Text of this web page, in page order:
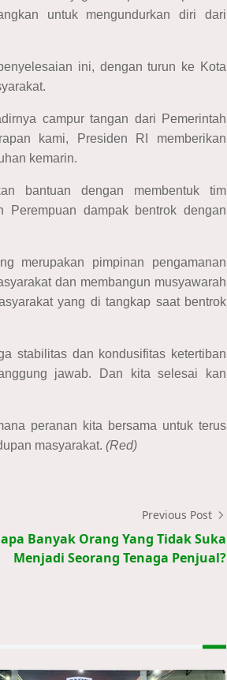
untuk mengundurkan diri dari
ini, dengan turun ke Kota
campur tangan dari Pemerintah
kami, Presiden RI memberikan
kemarin.
bantuan dengan membentuk tim
Perempuan dampak bentrok dengan
merupakan pimpinan pengamanan
dan membangun musyawarah
yang di tangkap saat bentrok
stabilitas dan kondusifitas ketertiban
jawab. Dan kita selesai kan
peranan kita bersama untuk terus
masyarakat. (Red)
Previous Post
Banyak Orang Yang Tidak Suka
Menjadi Seorang Tenaga Penjual?